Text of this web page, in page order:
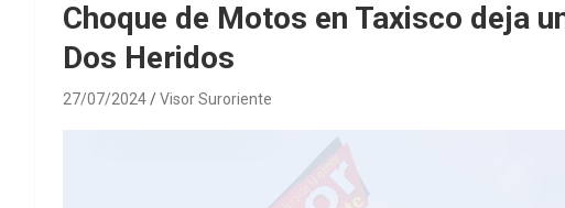
Choque de Motos en Taxisco deja
Dos Heridos
27/07/2024 Visor Suroriente